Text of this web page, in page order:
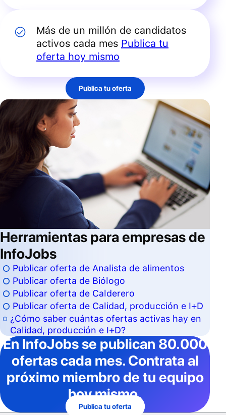
Más de un millón de candidatos
activos cada mes Publica tu
oferta hoy mismo
Publica tu oferta
Herramientas para empresas de
InfoJobs
Publicar oferta de Analista de alimentos
Publicar oferta de Biólogo
Publicar oferta de Calderero
Publicar oferta de Calidad, producción e I+D
¿Cómo saber cuántas ofertas activas hay en
Calidad, producción e I+D?
En InfoJobsse publican 80.000
ofertas cada mes. Contrata al
próximo miembro de tu equipo
hoy mismo.
Publica tu oferta